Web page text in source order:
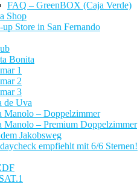
FAQ – GreenBOX (Caja Verde)
Shop
up Store in San Fernando
Bonita
1
2
3
de Uva
Manolo – Doppelzimmer
Manolo – Premium Doppelzimmer
Jakobsweg
empfiehlt mit 6/6 Sternen!